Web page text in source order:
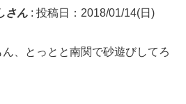
さん : 投稿日：2018/01/14(日)
、とっとと南関で砂遊びしてろ